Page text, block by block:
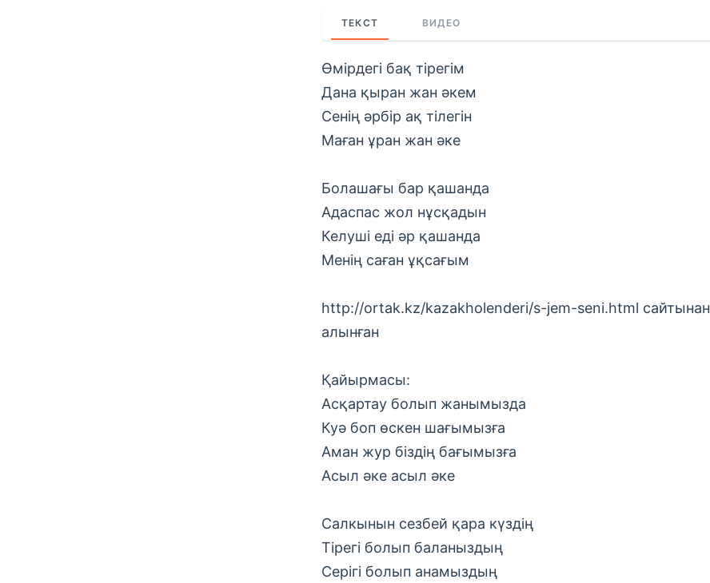
ТЕКСТ ВИДЕО
Өмірдегі бақ тірегім
Дана қыран жан әкем
Сенің әрбір ақ тілегін
Маған ұран жан әке
Болашағы бар қашанда
Адаспас жол нұсқадын
Келуші еді әр қашанда
Менің саған ұқсағым
http://ortak.kz/kazakholenderi/s-jem-seni.html сайтынан
алынған
Қайырмасы:
Асқартау болып жанымызда
Куә боп өскен шағымызға
Аман жур біздің бағымызға
Асыл әке асыл әке
Салкынын сезбей қара күздің
Тірегі болып баланыздың
Серігі болып анамыздың